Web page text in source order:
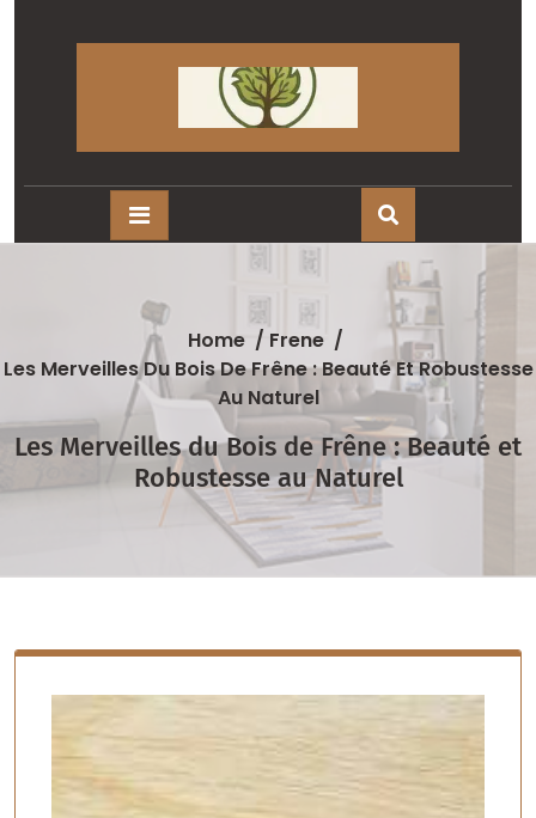
Home / Frene /
Les Merveilles Du Bois De Frêne : Beauté Et Robustesse
Au Naturel
Les Merveilles du Bois de Frêne : Beauté et
Robustesse au Naturel